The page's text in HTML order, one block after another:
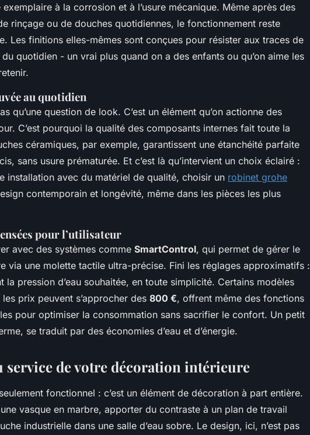
à la corrosion et à l’usure mécanique. Même après des
rinçage ou de douches quotidiennes, le fonctionnement reste
Les finitions elles-mêmes sont conçues pour résister aux traces de
quotidien - un vrai plus quand on a des enfants ou qu’on aime les
au quotidien
qu’une question de look. C’est un élément qu’on actionne des
C’est pourquoi la qualité des composants internes fait toute la
céramiques, par exemple, garantissent une étanchéité parfaite
sans usure prématurée. Et c’est là qu’intervient un choix éclairé :
installation avec du matériel de qualité, choisir un robinet grohe
contemporain et longévité, même dans les pièces les plus
pour l’utilisateur
avec des systèmes comme SmartControl, qui permet de gérer le
via une molette tactile ultra-précise. Fini les réglages approximatifs :
la pression d’eau souhaitée, en toute simplicité. Certains modèles
prix peuvent s’approcher des 800 €, offrent même des fonctions
pour optimiser la consommation sans sacrifier le confort. Un petit
se traduit par des économies d’eau et d’énergie.
service de votre décoration intérieure
fonctionnel : c’est un élément de décoration à part entière.
vasque en marbre, apporter du contraste à un plan de travail
industrielle dans une salle d’eau sobre. Le design, ici, n’est pas